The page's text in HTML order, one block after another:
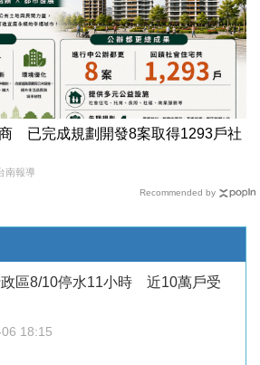
已完成規劃開發8案取得1293戶社
南報導
Recommended by
區8/10停水11小時 近10萬戶受
18:15